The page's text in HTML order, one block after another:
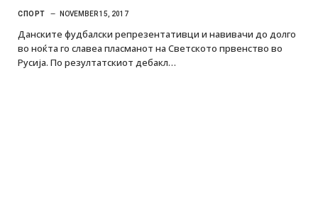
СПОРТ NOVEMBER 15, 2017
Данските фудбалски репрезентативци и навивачи до долго
во ноќта го славеа пласманот на Светското првенство во
Русија. По резултатскиот дебакл…